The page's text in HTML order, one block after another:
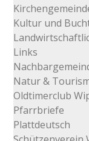
Kultur und
Links
Natur &
Oldtimerclub
Pfarrbriefe
Plattdeutsch